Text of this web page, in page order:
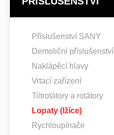
Příslušenství SANY
Demoliční příslušenství
Naklápěcí hlavy
Vrtací zařízení
Tiltrotátory a rotátory
Lopaty (lžíce)
Rychloupínače